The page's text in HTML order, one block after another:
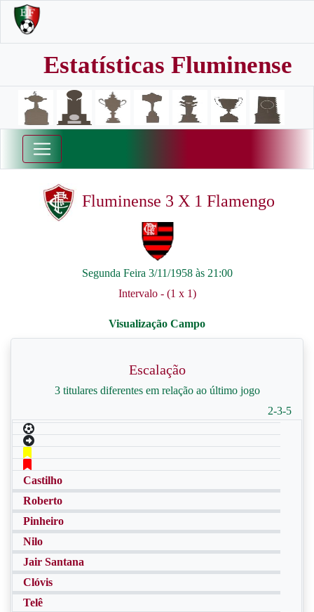
Estatísticas Fluminense
Fluminense 3 X 1 Flamengo
Segunda Feira 3/11/1958 às 21:00
Intervalo - (1 x 1)
Escalação
3 titulares diferentes em relação ao último jogo
2-3-5
Castilho
Roberto
Pinheiro
Nilo
Jair Santana
Clóvis
Telê